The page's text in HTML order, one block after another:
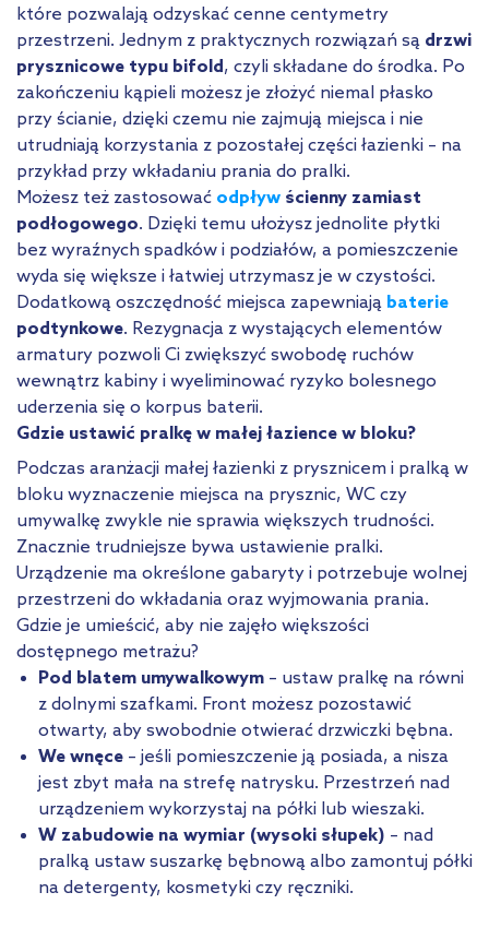
które pozwalają odzyskać cenne centymetry
przestrzeni. Jednym z praktycznych rozwiązań są drzwi
prysznicowe typu bifold, czyli składane do środka. Po
zakończeniu kąpieli możesz je złożyć niemal płasko
przy ścianie, dzięki czemu nie zajmują miejsca i nie
utrudniają korzystania z pozostałej części łazienki – na
przykład przy wkładaniu prania do pralki.
Możesz też zastosować odpływ ścienny zamiast
podłogowego. Dzięki temu ułożysz jednolite płytki
bez wyraźnych spadków i podziałów, a pomieszczenie
wyda się większe i łatwiej utrzymasz je w czystości.
Dodatkową oszczędność miejsca zapewniają baterie
podtynkowe. Rezygnacja z wystających elementów
armatury pozwoli Ci zwiększyć swobodę ruchów
wewnątrz kabiny i wyeliminować ryzyko bolesnego
uderzenia się o korpus baterii.
Gdzie ustawić pralkę w małej łazience w bloku?
Podczas aranżacji małej łazienki z prysznicem i pralką w
bloku wyznaczenie miejsca na prysznic, WC czy
umywalkę zwykle nie sprawia większych trudności.
Znacznie trudniejsze bywa ustawienie pralki.
Urządzenie ma określone gabaryty i potrzebuje wolnej
przestrzeni do wkładania oraz wyjmowania prania.
Gdzie je umieścić, aby nie zajęło większości
dostępnego metrażu?
Pod blatem umywalkowym – ustaw pralkę na równi
z dolnymi szafkami. Front możesz pozostawić
otwarty, aby swobodnie otwierać drzwiczki bębna.
We wnęce – jeśli pomieszczenie ją posiada, a nisza
jest zbyt mała na strefę natrysku. Przestrzeń nad
urządzeniem wykorzystaj na półki lub wieszaki.
W zabudowie na wymiar (wysoki słupek) – nad
pralką ustaw suszarkę bębnową albo zamontuj półki
na detergenty, kosmetyki czy ręczniki.